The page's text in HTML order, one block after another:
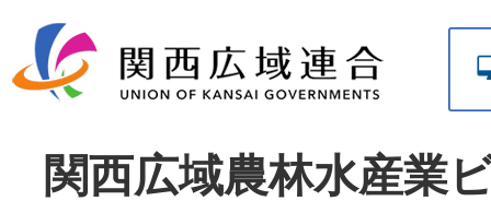
関西広域農林水産業